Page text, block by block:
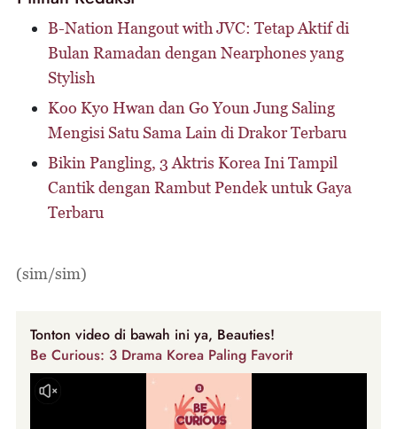
B-Nation Hangout with JVC: Tetap Aktif di
Bulan Ramadan dengan Nearphones yang
Stylish
Koo Kyo Hwan dan Go Youn Jung Saling
Mengisi Satu Sama Lain di Drakor Terbaru
Bikin Pangling, 3 Aktris Korea Ini Tampil
Cantik dengan Rambut Pendek untuk Gaya
Terbaru
(sim/sim)
Tonton video di bawah ini ya, Beauties!
Be Curious: 3 Drama Korea Paling Favorit